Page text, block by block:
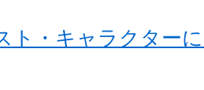
ト・キャラクター